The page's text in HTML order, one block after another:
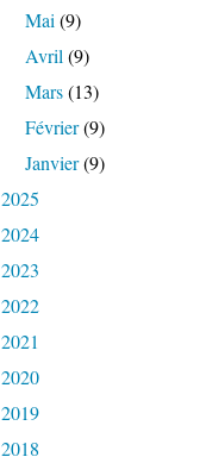
Mai (9)
Avril (9)
Mars(13)
Février(9)
Janvier(9)
2025
2024
2023
2022
2021
2020
2019
2018